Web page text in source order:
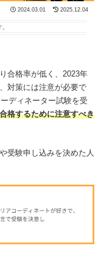
2024.03.01 2025.12.04
合格率が低く、2023年
対策には注意が必要で
ディネーター試験を受
格するために注意すべき
受験申し込みを決めた人